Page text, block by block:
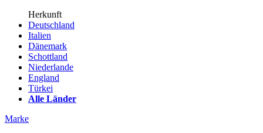
Herkunft
Deutschland
Italien
Dänemark
Schottland
Niederlande
England
Türkei
Alle Länder
Marke